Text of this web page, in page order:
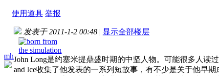
使用道具 举报
mh
发表于 2011-1-2 00:48 | 显示全部楼层
John Long是约塞米提鼎盛时期的中坚人物。可能很多人读
and Ice收集了他发表的一系列短故事，有不少是关于他早